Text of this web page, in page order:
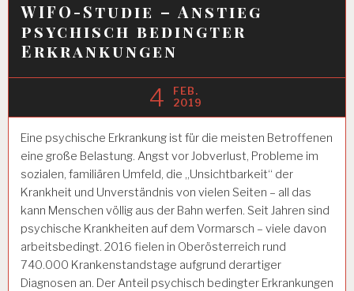
WIFO-Studie – Anstieg
psychisch bedingter
Erkrankungen
4
FEB.
2019
Eine psychische Erkrankung ist für die meisten Betroffenen
eine große Belastung. Angst vor Jobverlust, Probleme im
sozialen, familiären Umfeld, die „Unsichtbarkeit“ der
Krankheit und Unverständnis von vielen Seiten – all das
kann Menschen völlig aus der Bahn werfen. Seit Jahren sind
psychische Krankheiten auf dem Vormarsch – viele davon
arbeitsbedingt. 2016 fielen in Oberösterreich rund
740.000 Krankenstandstage aufgrund derartiger
Diagnosen an. Der Anteil psychisch bedingter Erkrankungen